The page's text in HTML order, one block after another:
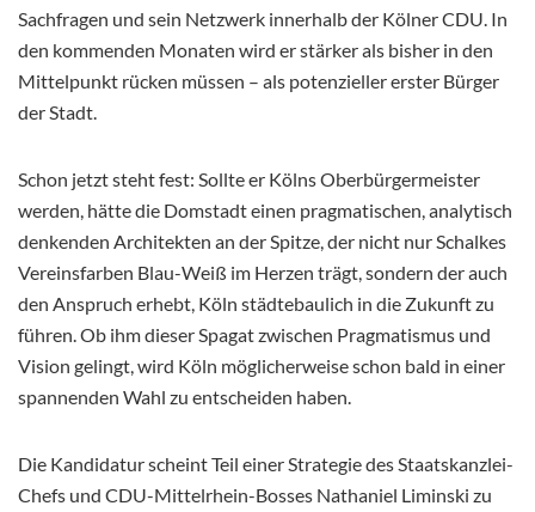
Sachfragen und sein Netzwerk innerhalb der Kölner CDU. In
den kommenden Monaten wird er stärker als bisher in den
Mittelpunkt rücken müssen – als potenzieller erster Bürger
der Stadt.
Schon jetzt steht fest: Sollte er Kölns Oberbürgermeister
werden, hätte die Domstadt einen pragmatischen, analytisch
denkenden Architekten an der Spitze, der nicht nur Schalkes
Vereinsfarben Blau-Weiß im Herzen trägt, sondern der auch
den Anspruch erhebt, Köln städtebaulich in die Zukunft zu
führen. Ob ihm dieser Spagat zwischen Pragmatismus und
Vision gelingt, wird Köln möglicherweise schon bald in einer
spannenden Wahl zu entscheiden haben.
Die Kandidatur scheint Teil einer Strategie des Staatskanzlei-
Chefs und CDU-Mittelrhein-Bosses Nathaniel Liminski zu